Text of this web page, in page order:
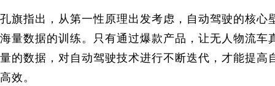
孔旗指出，从第一性原理出发考虑，自动驾驶的核
海量数据的训练。只有通过爆款产品，让无人物流
量的数据，对自动驾驶技术进行不断迭代，才能提
高效。